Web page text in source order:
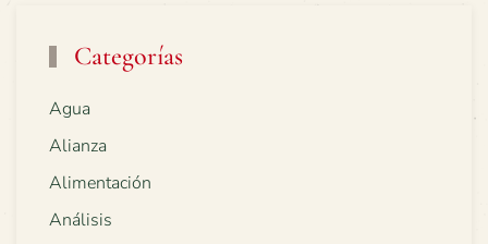
Categorías
Agua
Alianza
Alimentación
Análisis